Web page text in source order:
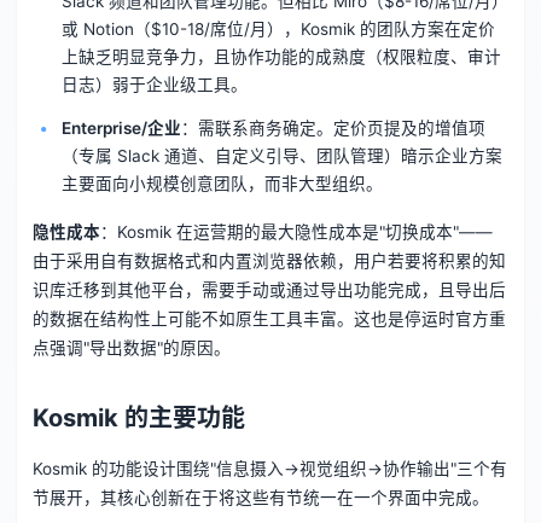
或 Notion（$10-18/席位/月），Kosmik 的团队方案在定价
上缺乏明显竞争力，且协作功能的成熟度（权限粒度、审计
日志）弱于企业级工具。
Enterprise/企业：需联系商务确定。定价页提及的增值项
（专属 Slack 通道、自定义引导、团队管理）暗示企业方案
主要面向小规模创意团队，而非大型组织。
隐性成本：Kosmik 在运营期的最大隐性成本是"切换成本"——
由于采用自有数据格式和内置浏览器依赖，用户若要将积累的知
识库迁移到其他平台，需要手动或通过导出功能完成，且导出后
的数据在结构性上可能不如原生工具丰富。这也是停运时官方重
点强调"导出数据"的原因。
Kosmik 的主要功能
Kosmik 的功能设计围绕"信息摄入→视觉组织→协作输出"三个有
节展开，其核心创新在于将这些有节统一在一个界面中完成。